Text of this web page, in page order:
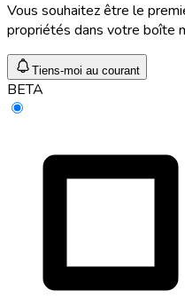
Vous souhaitez être le
propriétés dans votre boîte
Tiens-moi au courant
BETA